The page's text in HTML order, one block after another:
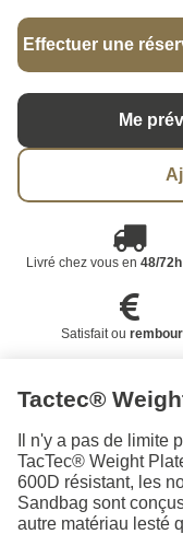
Effectuer une
Me
Livré chez vous en 48/72h
Satisfait ou
Tactec®
Il n'y a pas de limite
TacTec® Weight
600D résistant, les
Sandbag sont
autre matériau lesté